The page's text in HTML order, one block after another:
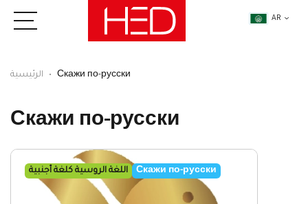
AR
الرئيسية Скажи по-русски
Скажи по-русски
اللغة الروسية كلغة أجنبية Скажи по-русски